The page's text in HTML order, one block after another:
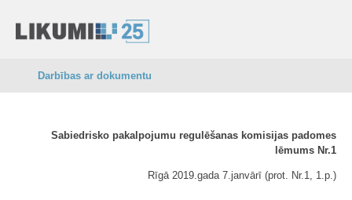
Darbības ar dokumentu
Sabiedrisko pakalpojumu regulēšanas komisijas padomes
lēmums Nr.1
Rīgā 2019.gada 7.janvārī (prot. Nr.1, 1.p.)